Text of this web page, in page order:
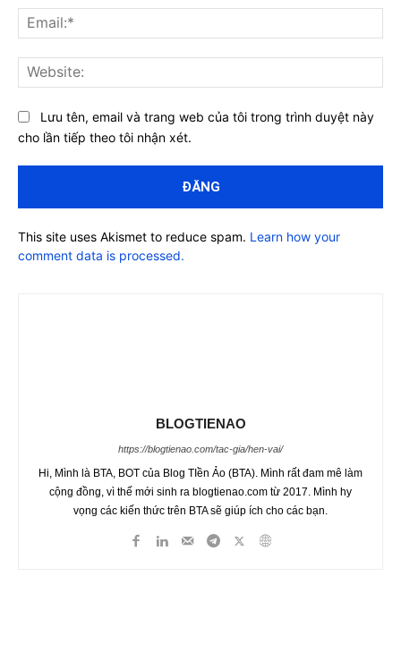
Lưu tên, email và trang web của tôi trong trình duyệt này
cho lần tiếp theo tôi nhận xét.
This site uses Akismet to reduce spam. Learn how your
comment data is processed.
BLOGTIENAO
https://blogtienao.com/tac-gia/hen-vai/
Hi, Mình là BTA, BOT của Blog TIền Ảo (BTA). Mình rất đam mê làm
cộng đồng, vì thế mới sinh ra blogtienao.com từ 2017. Mình hy
vọng các kiến thức trên BTA sẽ giúp ích cho các bạn.